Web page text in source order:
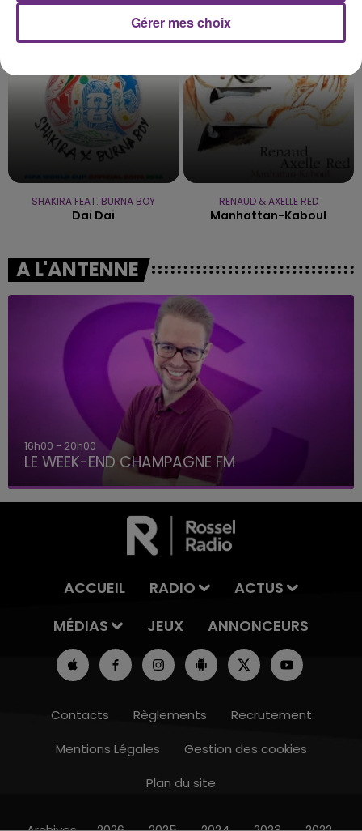
7h00 - 12h00
SHAKIRA FEAT. BURNA BOY
Dai Dai
RENAUD & AXELLE RED
Manhattan-Kaboul
A L'ANTENNE
16h00 - 20h00
LE WEEK-END CHAMPAGNE FM
ACCUEIL RADIO
ACTUS
MÉDIAS
JEUX ANNONCEURS
Contacts Règlements
Recrutement
Mentions Légales
Gestion des cookies
Plan du site
Gérer mes choix